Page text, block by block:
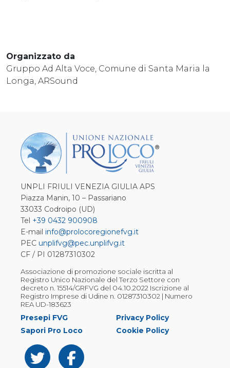
Organizzato da
Gruppo Ad Alta Voce, Comune di Santa Maria la
Longa, ARSound
UNPLI FRIULI VENEZIA GIULIA APS
Piazza Manin, 10 – Passariano
33033 Codroipo (UD)
Tel +39 0432 900908
E-mail info@prolocoregionefvg.it
PEC unplifvg@pec.unplifvg.it
CF / PI 01287310302
Associazione di promozione sociale iscritta al
Registro Unico Nazionale del Terzo Settore con
decreto n. 15514/GRFVG del 04.10.2022 Iscrizione al
Registro Imprese di Udine n. 01287310302 | Numero
REA UD-183623
Presepi FVG
Sapori Pro Loco
Privacy Policy
Cookie Policy